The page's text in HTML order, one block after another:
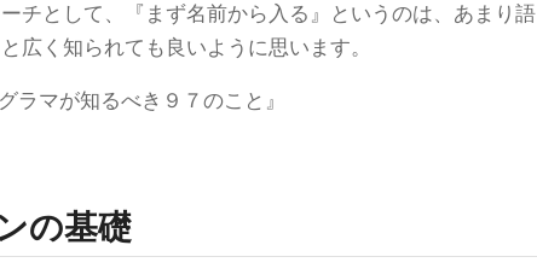
チとして、『まず名前から入る』というのは、あまり語
広く知られても良いように思います。
ラマが知るべき９７のこと』
の基礎